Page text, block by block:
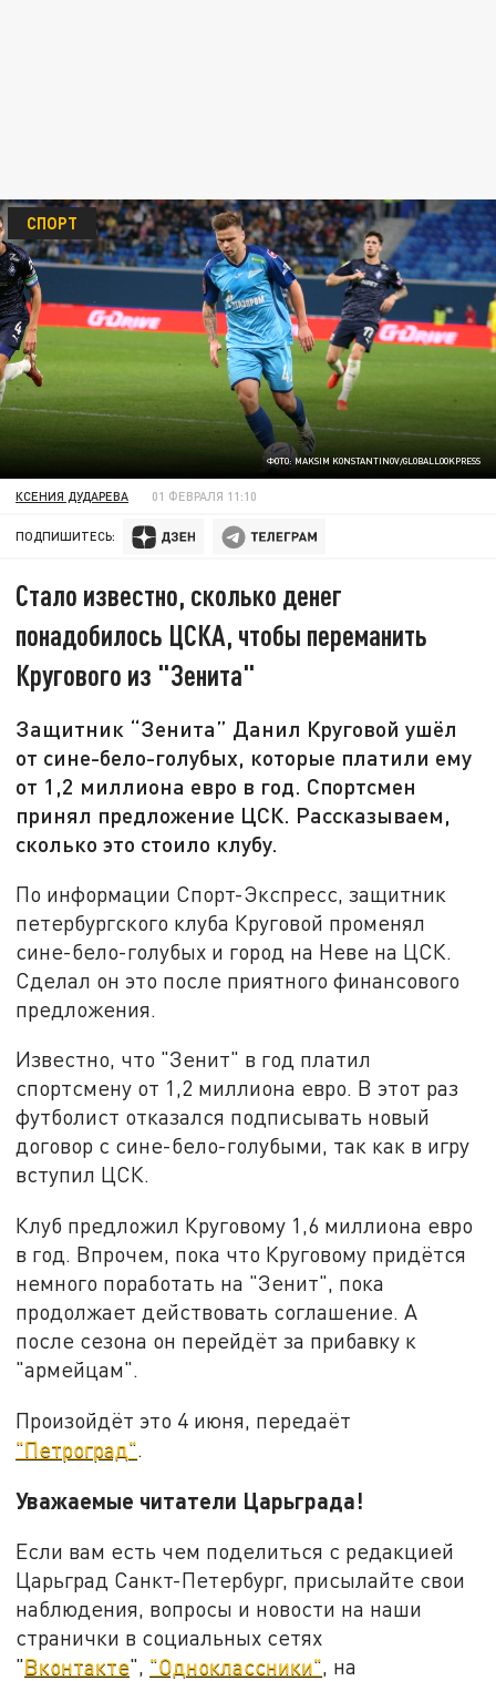
ФОТО: MAKSIM KONSTANTINOV/GLOBALLOOKPRESS
СПОРТ
КСЕНИЯ ДУДАРЕВА 01 ФЕВРАЛЯ 11:10
ПОДПИШИТЕСЬ:
Стало известно, сколько денег
понадобилось ЦСКА, чтобы переманить
Кругового из "Зенита"
Защитник “Зенита” Данил Круговой ушёл
от сине-бело-голубых, которые платили ему
от 1,2 миллиона евро в год. Спортсмен
принял предложение ЦСК. Рассказываем,
сколько это стоило клубу.
По информации Спорт-Экспресс, защитник
петербургского клуба Круговой променял
сине-бело-голубых и город на Неве на ЦСК.
Сделал он это после приятного финансового
предложения.
Известно, что "Зенит" в год платил
спортсмену от 1,2 миллиона евро. В этот раз
футболист отказался подписывать новый
договор с сине-бело-голубыми, так как в игру
вступил ЦСК.
Клуб предложил Круговому 1,6 миллиона евро
в год. Впрочем, пока что Круговому придётся
немного поработать на "Зенит", пока
продолжает действовать соглашение. А
после сезона он перейдёт за прибавку к
"армейцам".
Произойдёт это 4 июня, передаёт
"Петроград".
Уважаемые читатели Царьграда!
Если вам есть чем поделиться с редакцией
Царьград Санкт-Петербург, присылайте свои
наблюдения, вопросы и новости на наши
странички в социальных сетях
"Вконтакте", "Одноклассники", на